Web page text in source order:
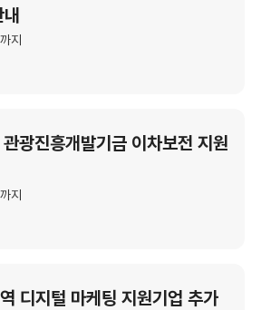
지
광진흥개발기금 이차보전 지원
지
디지털 마케팅 지원기업 추가